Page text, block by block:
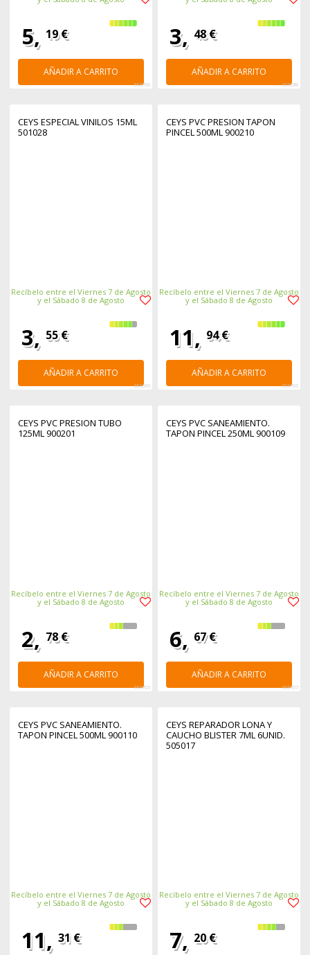
5, 19 €
AÑADIR A CARRITO
363700
3, 48 €
AÑADIR A CARRITO
363698
CEYS ESPECIAL VINILOS 15ML
501028
Recíbelo entre el Viernes 7 de Agosto
y el Sábado 8 de Agosto
3, 55 €
AÑADIR A CARRITO
363696
CEYS PVC PRESION TAPON
PINCEL 500ML 900210
Recíbelo entre el Viernes 7 de Agosto
y el Sábado 8 de Agosto
11, 94 €
AÑADIR A CARRITO
363706
CEYS PVC PRESION TUBO
125ML 900201
Recíbelo entre el Viernes 7 de Agosto
y el Sábado 8 de Agosto
2, 78 €
AÑADIR A CARRITO
363705
CEYS PVC SANEAMIENTO.
TAPON PINCEL 250ML 900109
Recíbelo entre el Viernes 7 de Agosto
y el Sábado 8 de Agosto
6, 67 €
AÑADIR A CARRITO
363707
CEYS PVC SANEAMIENTO.
TAPON PINCEL 500ML 900110
Recíbelo entre el Viernes 7 de Agosto
y el Sábado 8 de Agosto
11, 31 €
CEYS REPARADOR LONA Y
CAUCHO BLISTER 7ML 6UNID.
505017
Recíbelo entre el Viernes 7 de Agosto
y el Sábado 8 de Agosto
7, 20 €